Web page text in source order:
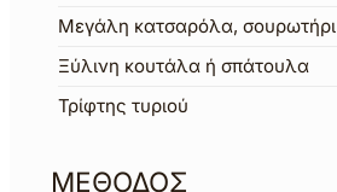
Μεγάλη κατσαρόλα, σουρωτήρι
Ξύλινη κουτάλα ή σπάτουλα
Τρίφτης τυριού
ΜΕΘΟΔΟΣ